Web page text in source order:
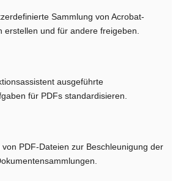
Sammlung von Acrobat-
erstellen und für andere freigeben.
ausgeführte
für PDFs standardisieren.
von PDF-Dateien zur Beschleunigung der